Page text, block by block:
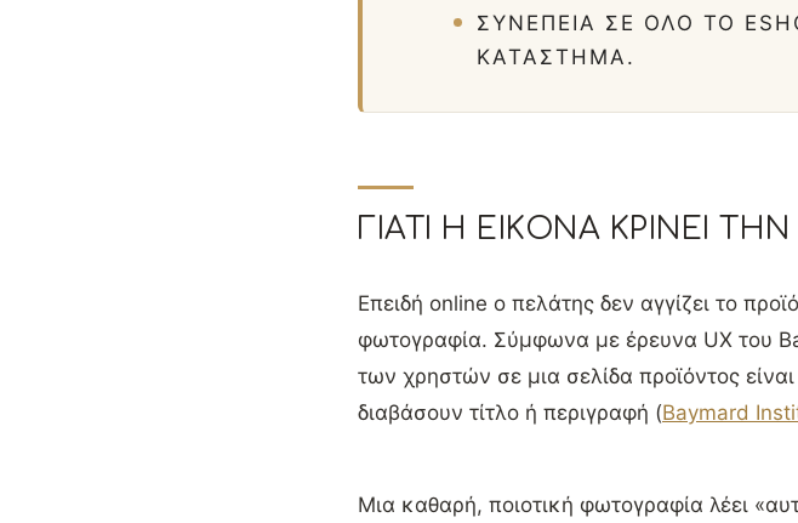
ΣΥΝΈΠΕΙΑ ΣΕ ΌΛΟ ΤΟ
ΚΑΤΆΣΤΗΜΑ.
ΓΙΑΤΊ Η ΕΙΚΌΝΑ ΚΡΊΝΕΙ
Επειδή online ο πελάτης δεν αγγίζει το
φωτογραφία. Σύμφωνα με έρευνα UX του
των χρηστών σε μια σελίδα προϊόντος
διαβάσουν τίτλο ή περιγραφή (Baymard
Μια καθαρή, ποιοτική φωτογραφία λέει